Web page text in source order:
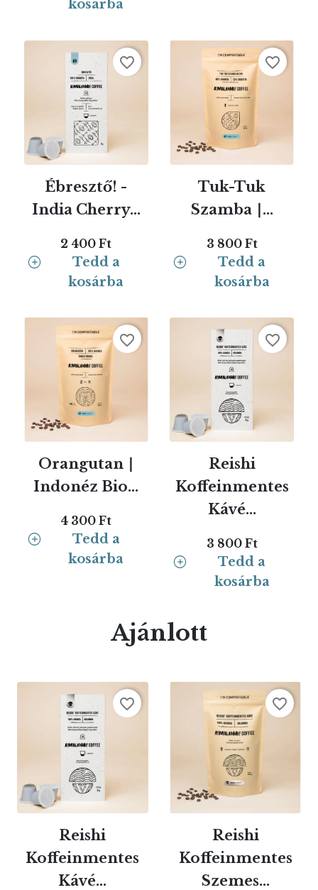
kosárba
Ébresztő! -
India Cherry...
2 400 Ft
Tedd a
kosárba
favorite_border
Tuk-Tuk
Szamba ∣...
3 800 Ft
Tedd a
kosárba
favorite_border
Orangutan ∣
Indonéz Bio...
4 300 Ft
Tedd a
kosárba
favorite_border
Reishi
Koffeinmentes
Kávé...
3 800 Ft
Tedd a
kosárba
favorite_border
Ajánlott
Reishi
Koffeinmentes
Kávé...
favorite_border
Reishi
Koffeinmentes
Szemes...
favorite_border